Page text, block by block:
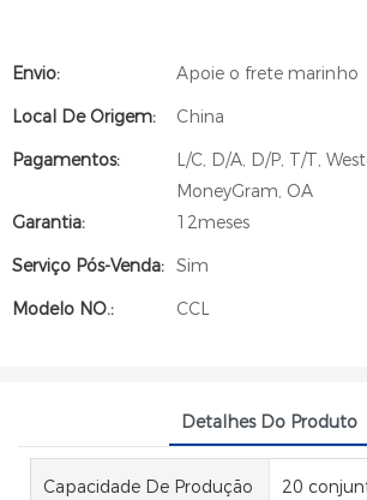
Envio:
Apoie o frete marinho
Local De Origem:
China
Pagamentos:
L/C, D/A, D/P, T/T,
MoneyGram, OA
Garantia:
12meses
Serviço Pós-Venda: Sim
Modelo NO.:
CCL
Detalhes Do Produto
Capacidade De Produção 20